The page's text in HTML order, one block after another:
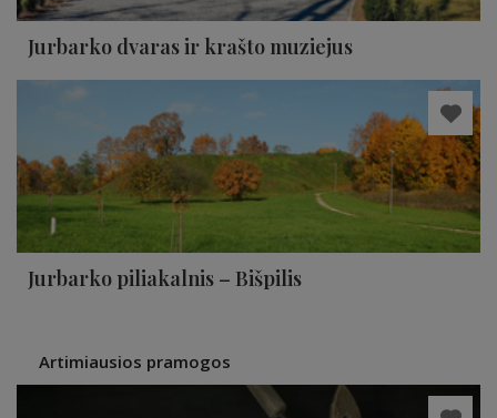
Jurbarko dvaras ir krašto muziejus
Jurbarko piliakalnis – Bišpilis
Artimiausios pramogos